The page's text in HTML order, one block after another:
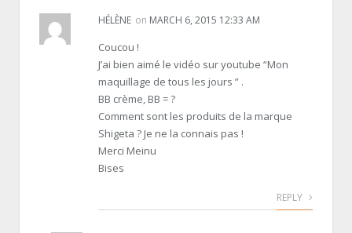
HÉLÈNE on MARCH 6, 2015 12:33 AM
Coucou !
J’ai bien aimé le vidéo sur youtube “Mon
maquillage de tous les jours ” .
BB crème, BB = ?
Comment sont les produits de la marque
Shigeta ? Je ne la connais pas !
Merci Meinu
Bises
REPLY